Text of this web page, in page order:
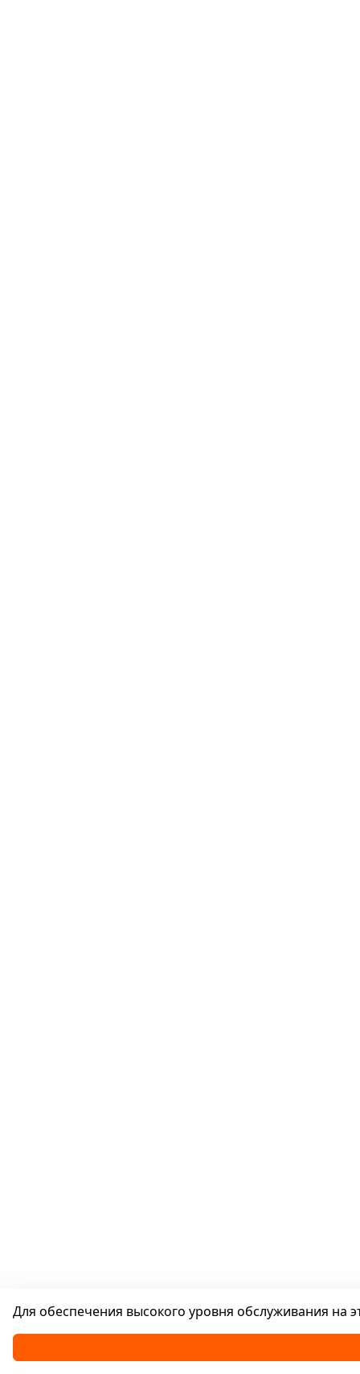
Каталог
Для обеспечения высокого уровня обслуживания на